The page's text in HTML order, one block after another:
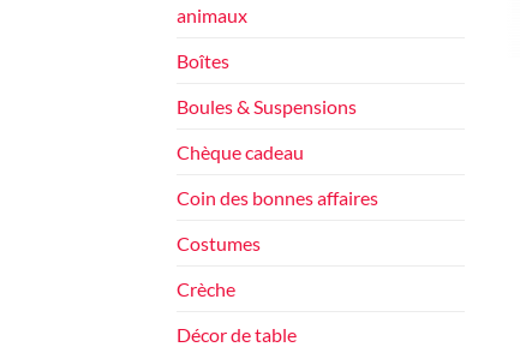
animaux
Boîtes
Boules & Suspensions
Chèque cadeau
Coin des bonnes affaires
Costumes
Crèche
Décor de table